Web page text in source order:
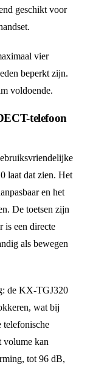
geschikt voor
vier
beperkt zijn.
voldoende.
telefoon
laat dat zien. Het
en het
De toetsen zijn
is een directe
als bewegen
de KX-TGJ320
wat bij
telefonische
volume kan
tot 96 dB,